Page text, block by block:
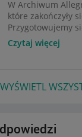
W Archiwum
które zakończyły
Przygotowujemy
Czytaj więcej
WYŚWIETL